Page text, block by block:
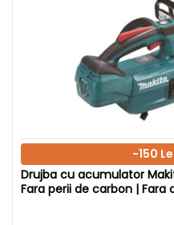
-150
Drujba cu acumulator
Fara perii de carbon |